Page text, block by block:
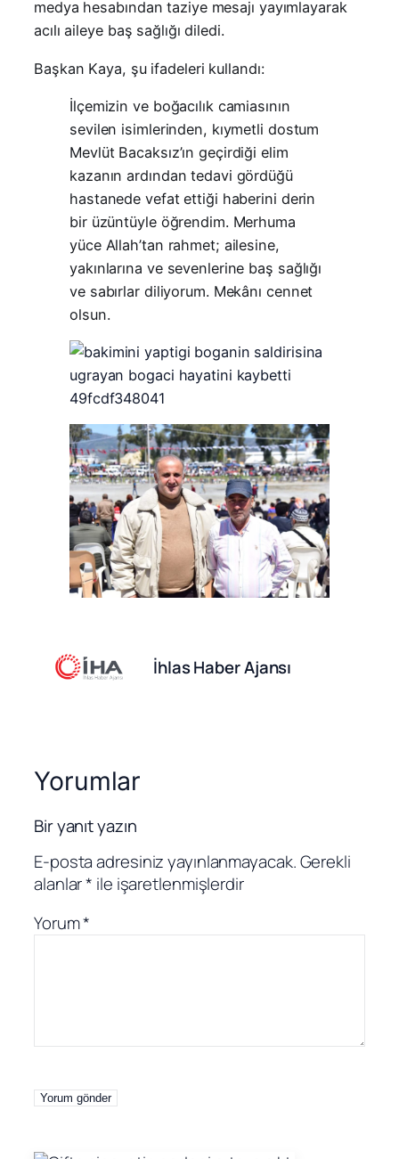
medya hesabından taziye mesajı yayımlayarak
acılı aileye baş sağlığı diledi.
Başkan Kaya, şu ifadeleri kullandı:
İlçemizin ve boğacılık camiasının
sevilen isimlerinden, kıymetli dostum
Mevlüt Bacaksız’ın geçirdiği elim
kazanın ardından tedavi gördüğü
hastanede vefat ettiği haberini derin
bir üzüntüyle öğrendim. Merhuma
yüce Allah’tan rahmet; ailesine,
yakınlarına ve sevenlerine baş sağlığı
ve sabırlar diliyorum. Mekânı cennet
olsun.
İhlas Haber Ajansı
Yorumlar
Bir yanıt yazın
E-posta adresiniz yayınlanmayacak.Gerekli
alanlar* ile işaretlenmişlerdir
Yorum*